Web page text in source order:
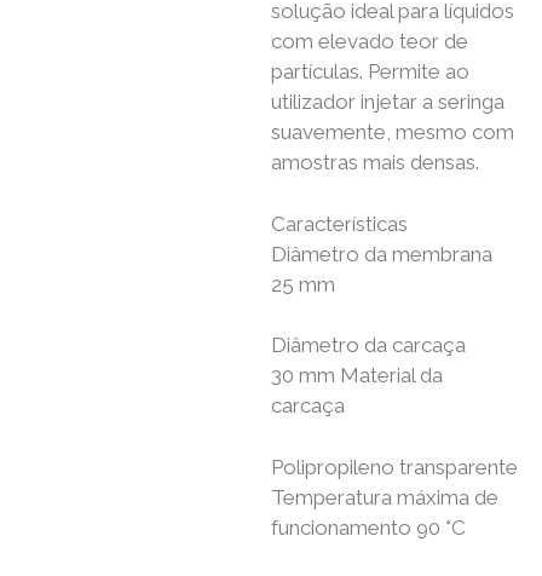
solução ideal para líquidos
com elevado teor de
partículas. Permite ao
utilizador injetar a seringa
suavemente, mesmo com
amostras mais densas.
Características
Diâmetro da membrana
25 mm
Diâmetro da carcaça
30 mm Material da
carcaça
Polipropileno transparente
Temperatura máxima de
funcionamento 90 °C